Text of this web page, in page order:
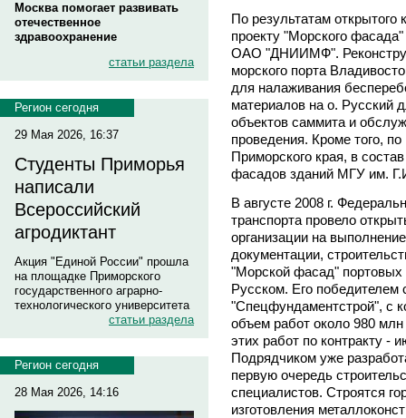
Москва помогает развивать
отечественное
здравоохранение
статьи раздела
Регион сегодня
29 Мая 2026, 16:37
Студенты Приморья
написали
Всероссийский
агродиктант
Акция "Единой России" прошла
на площадке Приморского
государственного аграрно-
технологического университета
статьи раздела
Регион сегодня
28 Мая 2026, 14:16
По результатам открытого
проекту "Морского
ОАО "ДНИИМФ".
морского порта
для налаживания
материалов на о. Русский
объектов саммита и
проведения. Кроме того,
Приморского края, в
фасадов зданий МГУ им.
В августе 2008 г.
транспорта провело
организации на
документации,
"Морской фасад" портовых
Русском. Его
"Спецфундаментстрой", с
объем работ около 980
этих работ по контракту -
Подрядчиком уже
первую очередь
специалистов. Строятся
изготовления